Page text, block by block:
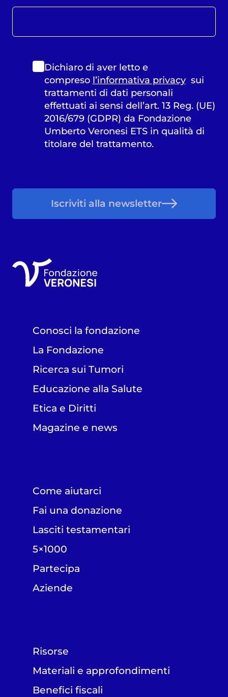
Dichiaro di aver letto e
compreso l’informativa privacysui
trattamenti di dati personali
effettuati ai sensi dell’art. 13 Reg. (UE)
2016/679 (GDPR) da Fondazione
Umberto Veronesi ETS in qualità di
titolare del trattamento.
Iscriviti alla newsletter
Conosci la fondazione
La Fondazione
Ricerca sui Tumori
Educazione alla Salute
Etica e Diritti
Magazine e news
Come aiutarci
Fai una donazione
Lasciti testamentari
5×1000
Partecipa
Aziende
Risorse
Materiali e approfondimenti
Benefici fiscali